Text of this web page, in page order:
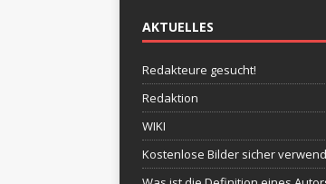
AKTUELLES
Redakteure gesucht!
Redaktion
WIKI
Kostenlose Bilder sicher